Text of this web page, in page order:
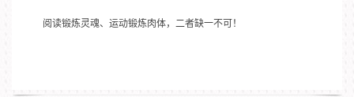
阅读锻炼灵魂、运动锻炼肉体，二者缺一不可！